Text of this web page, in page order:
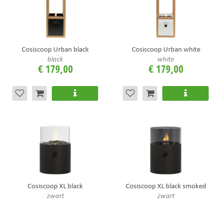
Cosiscoop Urban black
black
€ 179,00
Cosiscoop Urban white
white
€ 179,00
Cosiscoop XL black
zwart
Cosiscoop XL black smoked
zwart